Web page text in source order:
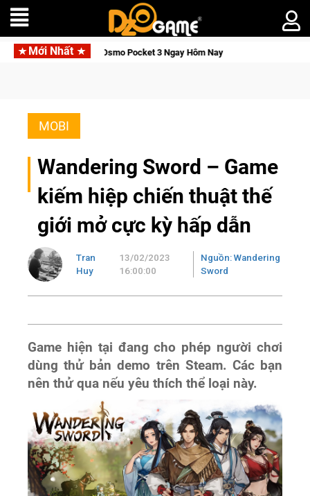
Mới Nhất
DJI Osmo Pocket 3 Ngay Hôm Nay Lineage W – Quyền lực
MOBI
Wandering Sword – Game
kiếm hiệp chiến thuật thế
giới mở cực kỳ hấp dẫn
Tran
Huy
13/02/2023
16:00:00
Nguồn: Wandering
Sword
Game hiện tại đang cho phép người chơi
dùng thử bản demo trên Steam. Các bạn
nên thử qua nếu yêu thích thể loại này.